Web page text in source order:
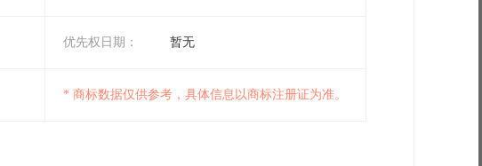
优先权日期： 暂无
* 商标数据仅供参考，具体信息以商标注册证为准。